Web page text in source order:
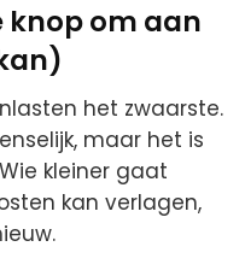
knop om aan
het zwaarste.
maar het is
kleiner gaat
kan verlagen,